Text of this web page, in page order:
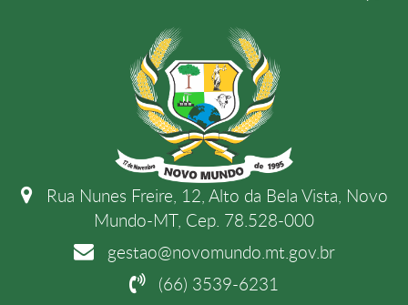
Rua Nunes Freire, 12, Alto da Bela Vista, Novo
Mundo-MT, Cep. 78.528-000
gestao@novomundo.mt.gov.br
(66) 3539-6231